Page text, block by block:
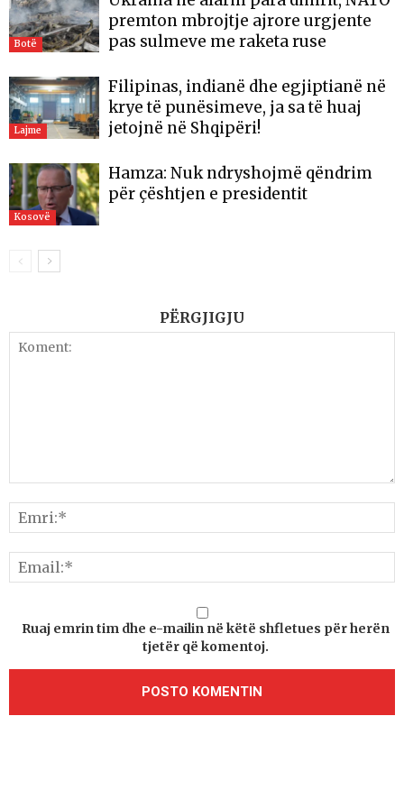
Botë
premton mbrojtje ajrore urgjente
pas sulmeve me raketa ruse
Lajme
Filipinas, indianë dhe egjiptianë në
krye të punësimeve, ja sa të huaj
jetojnë në Shqipëri!
Kosovë
Hamza: Nuk ndryshojmë qëndrim
për çështjen e presidentit
PËRGJIGJU
Ruaj emrin tim dhe e-mailin në këtë shfletues për herën
tjetër që komentoj.